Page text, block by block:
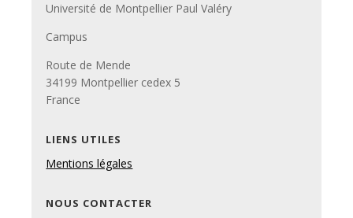
Université de Montpellier Paul Valéry
Campus
Route de Mende
34199 Montpellier cedex 5
France
LIENS UTILES
Mentions légales
NOUS CONTACTER